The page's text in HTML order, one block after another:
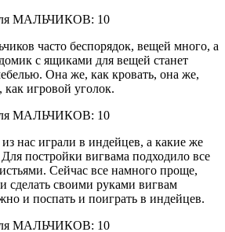
часто беспорядок, вещей много, а
с ящиками для вещей станет
Она же, как кровать, она же,
игровой уголок.
играли в индейцев, а какие же
постройки вигвама подходило все
Сейчас все намного проще,
сделать своими руками вигвам
и поспать и поиграть в индейцев.